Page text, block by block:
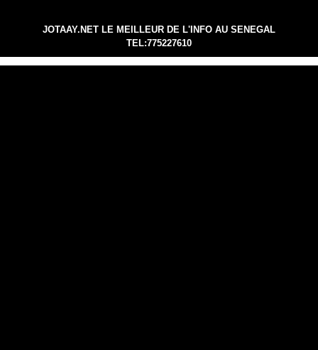
JOTAAY.NET LE MEILLEUR DE L'INFO AU SENEGAL
TEL:775227610